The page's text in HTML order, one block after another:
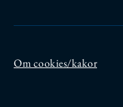
Om cookies/kakor